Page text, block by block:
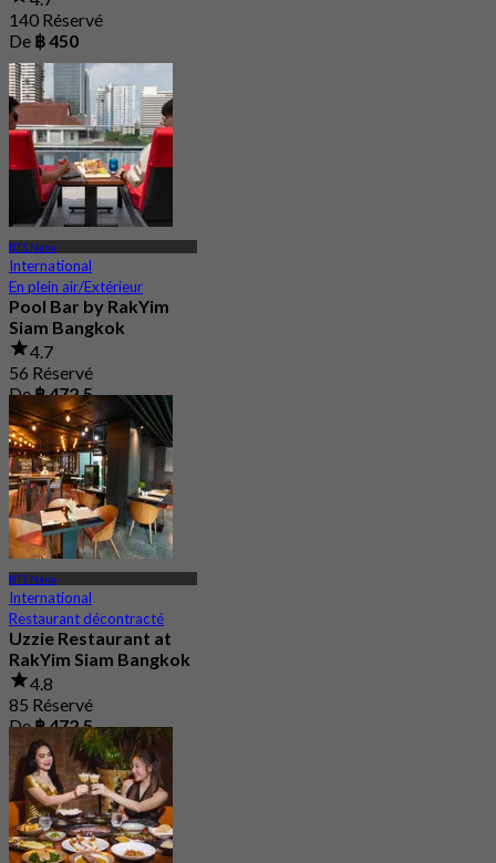
140 Réservé
De ฿ 450
BTS Nana
International
En plein air/Extérieur
Pool Bar by RakYim
Siam Bangkok
4.7
56 Réservé
De฿ 472.5
BTS Nana
International
Restaurant décontracté
Uzzie Restaurant at
RakYim Siam Bangkok
4.8
85 Réservé
De฿ 472.5